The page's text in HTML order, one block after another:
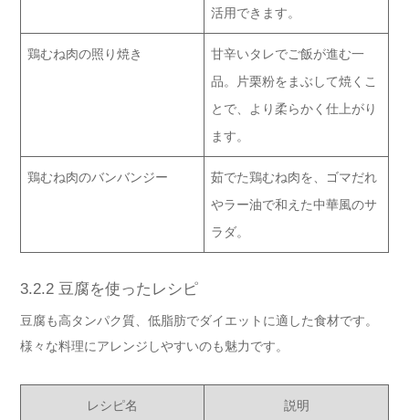
活用できます。
鶏むね肉の照り焼き
甘辛いタレでご飯が進む一
品。片栗粉をまぶして焼くこ
とで、より柔らかく仕上がり
ます。
鶏むね肉のバンバンジー
茹でた鶏むね肉を、ゴマだれ
やラー油で和えた中華風のサ
ラダ。
3.2.2 豆腐を使ったレシピ
豆腐も高タンパク質、低脂肪でダイエットに適した食材です。
様々な料理にアレンジしやすいのも魅力です。
レシピ名 説明